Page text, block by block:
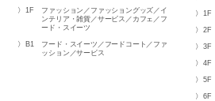
1F
ファッション／ファッショングッズ／イ
ンテリア・雑貨／サービス／カフェ／フ
ード・スイーツ
B1
フード・スイーツ／フードコート／ファ
ッション／サービス
1F
2F
3F
4F
5F
6F